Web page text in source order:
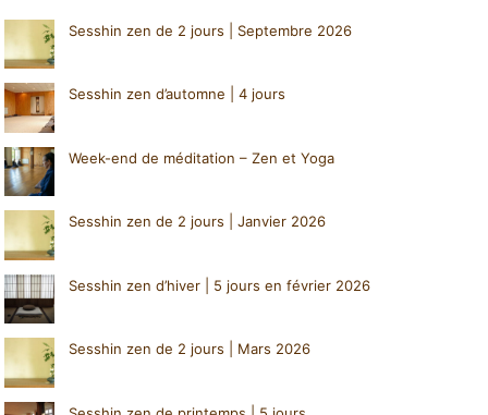
Sesshin zen de 2 jours | Septembre 2026
Sesshin zen d’automne | 4 jours
Week-end de méditation – Zen et Yoga
Sesshin zen de 2 jours | Janvier 2026
Sesshin zen d’hiver | 5 jours en février 2026
Sesshin zen de 2 jours | Mars 2026